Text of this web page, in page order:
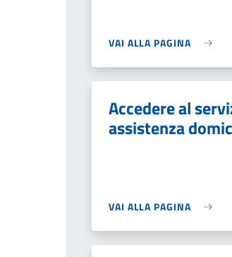
VAI ALLA PAGINA
Accedere al
assistenza
VAI ALLA PAGINA